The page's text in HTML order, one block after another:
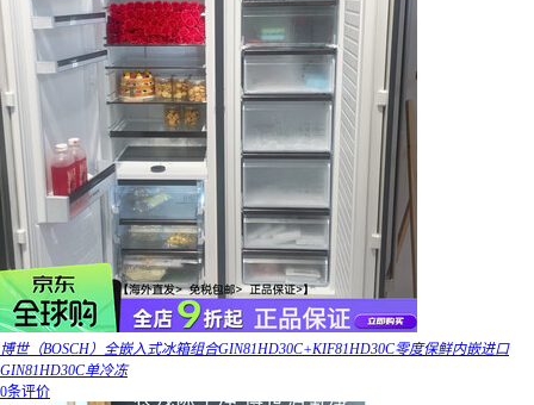
博世（BOSCH）全嵌入式冰箱组合GIN81HD30C+KIF81HD30C零度保鲜内嵌进口
GIN81HD30C单冷冻
0条评价